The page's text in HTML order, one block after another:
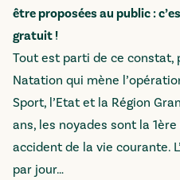
être proposées au public :
gratuit !
Tout est parti de ce constat,
Natation qui mène
Sport, l’Etat et la Région
ans, les noyades sont la
accident de la vie courante.
par jour…